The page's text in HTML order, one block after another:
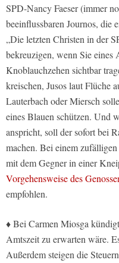
SPD-Nancy Faeser (immer
beeinflussbaren Journos,
„Die letzten Christen in der
bekreuzigen, wenn Sie eines
Knoblauchzehen sichtbar
kreischen, Jusos laut Flüche
Lauterbach oder Miersch
eines Blauen schützen. Und
anspricht, soll der sofort bei
machen. Bei einem
mit dem Gegner in einer
Vorgehensweise des
empfohlen.
♦ Bei Carmen Miosga
Amtszeit zu erwarten wäre.
Außerdem steigen die